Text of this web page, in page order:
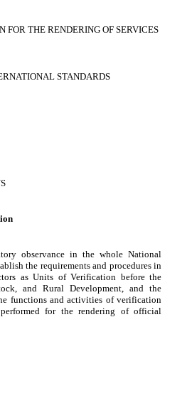
FOR THE RENDERING OF SERVICES
STANDARDS
observance in the whole National
the requirements and procedures in
as Units of Verification before the
and Rural Development, and the
functions and activities of verification
for the rendering of official